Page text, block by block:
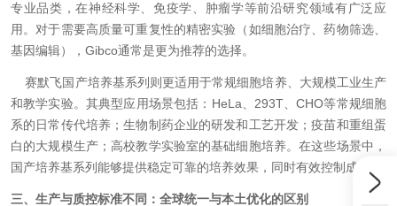
专业品类，在神经科学、免疫学、肿瘤学等前沿研究领域有广泛应
用。对于需要高质量可重复性的精密实验（如细胞治疗、药物筛选、
基因编辑），Gibco通常是更为推荐的选择。
赛默飞国产培养基系列则更适用于常规细胞培养、大规模工业生产
和教学实验。其典型应用场景包括：HeLa、293T、CHO等常规细胞
系的日常传代培养；生物制药企业的研发和工艺开发；疫苗和重组蛋
白的大规模生产；高校教学实验室的基础细胞培养。在这些场景中，
国产培养基系列能够提供稳定可靠的培养效果，同时有效控制成本。
三、生产与质控标准不同：全球统一与本土优化的区别